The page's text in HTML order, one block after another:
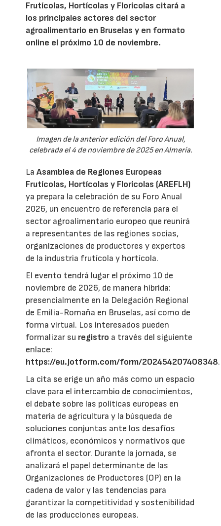
Frutícolas, Hortícolas y Florícolas citará a
los principales actores del sector
agroalimentario en Bruselas y en formato
online el próximo 10 de noviembre.
Imagen de la anterior edición del Foro Anual,
celebrada el 4 de noviembre de 2025 en Almería.
LaAsamblea de Regiones Europeas
Frutícolas, Hortícolas y Florícolas (AREFLH)
ya prepara la celebración de su Foro Anual
2026, un encuentro de referencia para el
sector agroalimentario europeo que reunirá
a representantes de las regiones socias,
organizaciones de productores y expertos
de la industria frutícola y hortícola.
El evento tendrá lugar el próximo 10 de
noviembre de 2026, de manera híbrida:
presencialmente en la Delegación Regional
de Emilia-Romaña en Bruselas, así como de
forma virtual. Los interesados pueden
formalizar su registro a través del siguiente
enlace:
https://eu.jotform.com/form/202454207408348.
La cita se erige un año más como un espacio
clave para el intercambio de conocimientos,
el debate sobre las políticas europeas en
materia de agricultura y la búsqueda de
soluciones conjuntas ante los desafíos
climáticos, económicos y normativos que
afronta el sector. Durante la jornada, se
analizará el papel determinante de las
Organizaciones de Productores (OP) en la
cadena de valor y las tendencias para
garantizar la competitividad y sostenibilidad
de las producciones europeas.